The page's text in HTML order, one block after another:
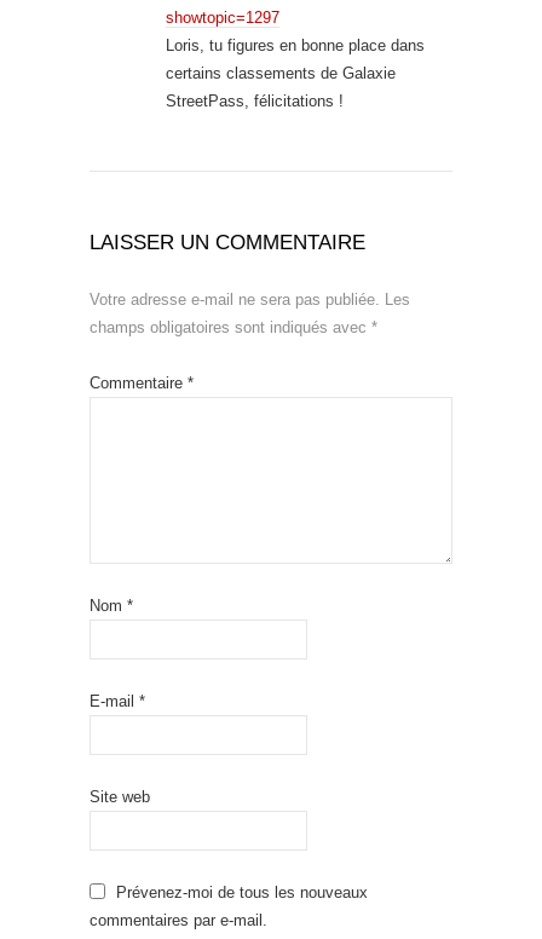
showtopic=1297
Loris, tu figures en bonne place dans
certains classements de Galaxie
StreetPass, félicitations !
LAISSER UN COMMENTAIRE
Votre adresse e-mail ne sera pas publiée.
Les
champs obligatoires sont indiqués avec *
Commentaire *
Nom *
E-mail *
Site web
Prévenez-moi de tous les nouveaux
commentaires par e-mail.